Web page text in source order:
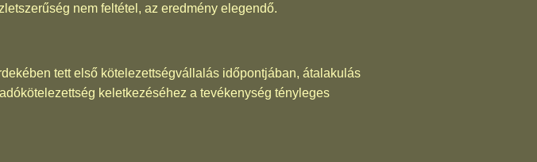
nem feltétel, az eredmény elegendő.
tett első kötelezettségvállalás időpontjában, átalakulás
keletkezéséhez a tevékenység tényleges